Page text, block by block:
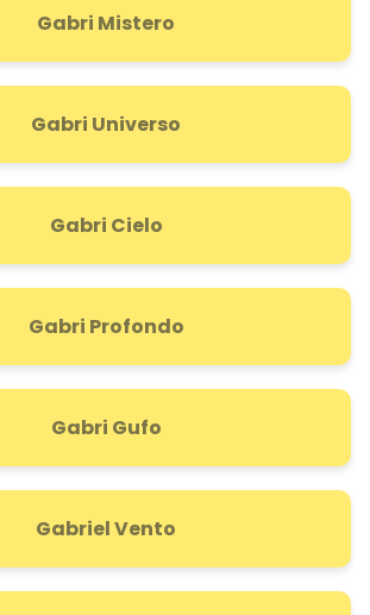
Gabri Mistero
Gabri Universo
Gabri Cielo
Gabri Profondo
Gabri Gufo
Gabriel Vento